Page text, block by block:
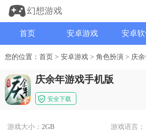
幻想游戏
首页 安卓游戏 安卓
您的位置： 首页 > 安卓游戏 > 角色扮演 > 庆
庆余年游戏手机版
安全下载
游戏大小： 2GB 游戏语言：